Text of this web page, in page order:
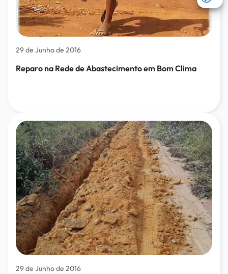
29 de Junho de 2016
Reparo na Rede de Abastecimento em Bom Clima
29 de Junho de 2016